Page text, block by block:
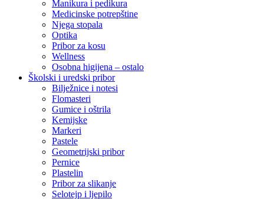
Manikura i pedikura
Medicinske potrepštine
Njega stopala
Optika
Pribor za kosu
Wellness
Osobna higijena – ostalo
Školski i uredski pribor
Bilježnice i notesi
Flomasteri
Gumice i oštrila
Kemijske
Markeri
Pastele
Geometrijski pribor
Pernice
Plastelin
Pribor za slikanje
Selotejp i ljepilo